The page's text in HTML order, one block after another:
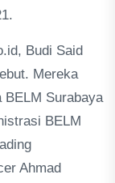
Budi Said
Mereka
BELM Surabaya
BELM
Ahmad